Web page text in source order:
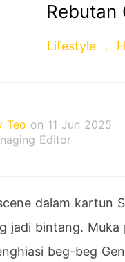
Rebutan
Lifestyle
Teo on 11 Jun 2025
Editor
dalam kartun
jadi bintang.
beg-beg